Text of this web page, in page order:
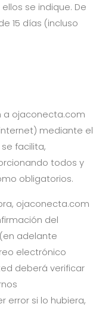
se indique. De
15 días (incluso
a ojaconecta.com
mediante el
facilita,
todos y
obligatorios.
ojaconecta.com
del
adelante
electrónico
deberá verificar
error si lo hubiera,